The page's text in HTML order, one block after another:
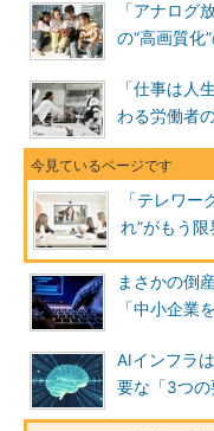
「アナロ
の“高画質化
「仕事は
わる労働者
「テレワ
れ”がもう限
まさかの倒
「中小企業
AIインフラ
要な「3つの